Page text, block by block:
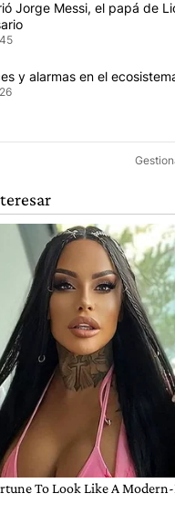
con el título
Jorge Messi, el papá de
45
con el título
y alarmas en el
26